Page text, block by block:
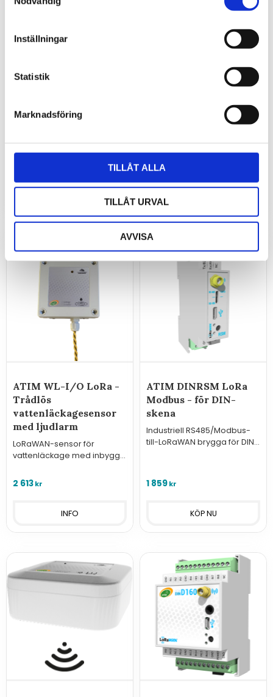
Inställningar
Statistik
Marknadsföring
TILLÅT ALLA
TILLÅT URVAL
AVVISA
SENSORIIS Delta-L SENSORIIS Beta-L
2 278
ATIM WL-I/O LoRa -
Trådlös
vattenläckagesensor
med ljudlarm
LoRaWAN-sensor för
vattenläckage med inbyggd
batteritid.
2 613kr
INFO
ATIM DINRSM LoRa
Modbus - för DIN-
skena
Industriell RS485/Modbus-
till-LoRaWAN brygga för DIN-
1 859kr